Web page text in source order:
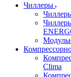
Чиллеры
Clima